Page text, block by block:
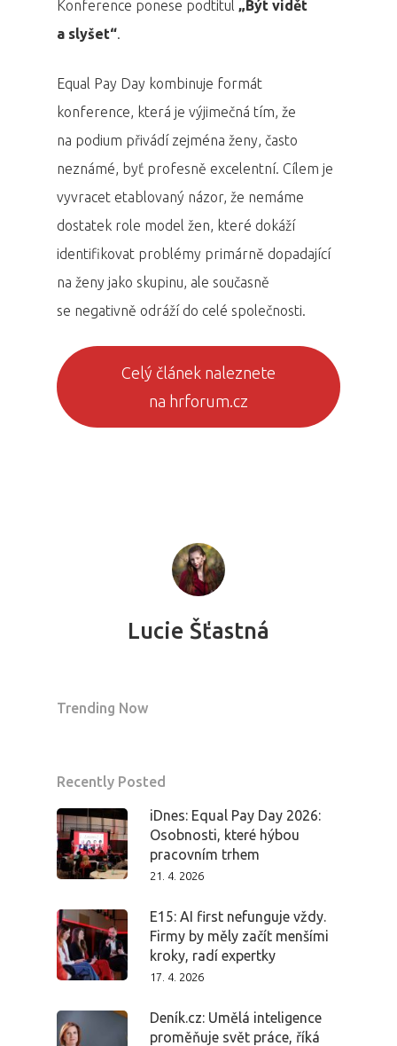
Konference ponese podtitul „Být vidět
a slyšet“
Equal Pay Day kombinuje formát
konference, která je výjimečná tím, že
na podium přivádí zejména ženy, často
neznámé, byť profesně excelentní. Cílem je
vyvracet etablovaný názor, že nemáme
dostatek role model žen, které dokáží
identifikovat problémy primárně dopadající
na ženy jako skupinu, ale současně
se negativně odráží do celé společnosti.
Celý článek naleznete
na hrforum.cz
Lucie Šťastná
Trending Now
Recently Posted
iDnes: Equal Pay Day 2026:
Osobnosti, které hýbou
pracovním trhem
21. 4. 2026
E15: AI first nefunguje vždy.
Firmy by měly začít menšími
kroky, radí expertky
17. 4. 2026
Deník.cz: Umělá inteligence
proměňuje svět práce, říká